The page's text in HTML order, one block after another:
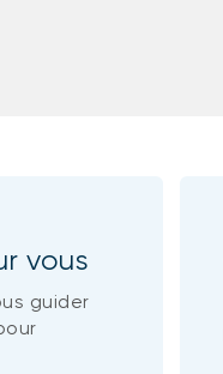
vous
guider